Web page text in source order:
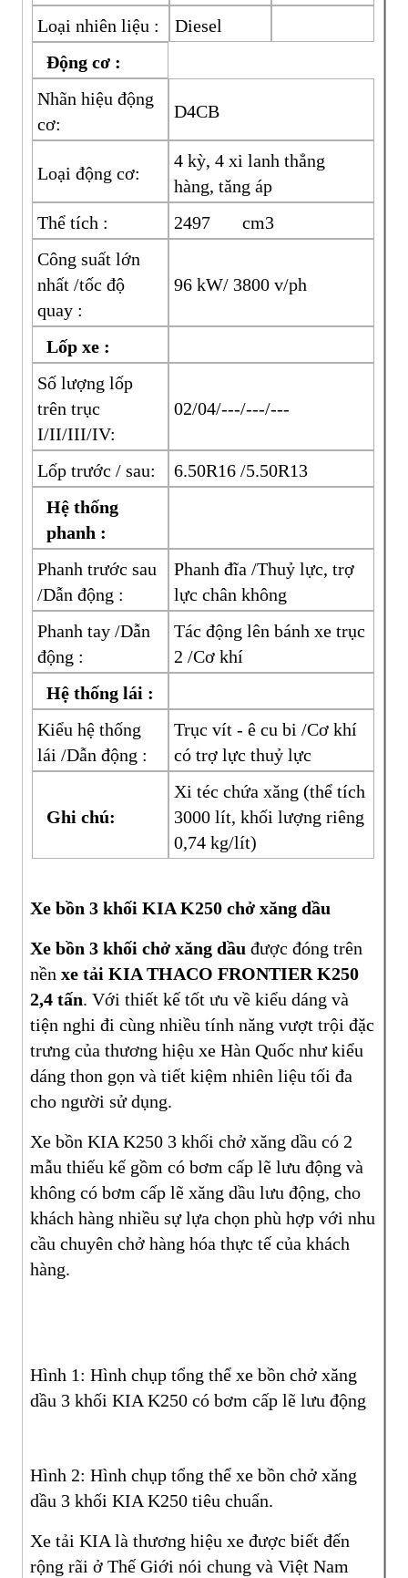
Loại nhiên liệu :
Diesel
Động cơ :
Nhãn hiệu động
cơ:
D4CB
Loại động cơ:
4 kỳ, 4 xi lanh thẳng
hàng, tăng áp
Thể tích :
2497 cm3
Công suất lớn
nhất /tốc độ
quay :
96 kW/ 3800 v/ph
Lốp xe :
Số lượng lốp
trên trục
I/II/III/IV:
02/04/---/---/---
Lốp trước / sau:
6.50R16 /5.50R13
Hệ thống
phanh :
Phanh trước sau
/Dẫn động :
Phanh đĩa /Thuỷ lực, trợ
lực chân không
Phanh tay /Dẫn
động :
Tác động lên bánh xe trục
2 /Cơ khí
Hệ thống lái :
Kiểu hệ thống
lái /Dẫn động :
Trục vít - ê cu bi /Cơ khí
có trợ lực thuỷ lực
Ghi chú:
Xi téc chứa xăng (thể tích
3000 lít, khối lượng riêng
0,74 kg/lít)
Xe bồn 3 khối KIA K250 chở xăng dầu
Xe bồn 3 khối chở xăng dầu được đóng trên
nền xe tải KIA THACO FRONTIER K250
2,4 tấn. Với thiết kế tốt ưu về kiểu dáng và
tiện nghi đi cùng nhiều tính năng vượt trội đặc
trưng của thương hiệu xe Hàn Quốc như kiểu
dáng thon gọn và tiết kiệm nhiên liệu tối đa
cho người sử dụng.
Xe bồn KIA K250 3 khối chở xăng dầu có 2
mẫu thiếu kế gồm có bơm cấp lẽ lưu động và
không có bơm cấp lẽ xăng dầu lưu động, cho
khách hàng nhiều sự lựa chọn phù hợp với nhu
cầu chuyên chở hàng hóa thực tế của khách
hàng.
Hình 1: Hình chụp tổng thể xe bồn chở xăng
dầu 3 khối KIA K250 có bơm cấp lẽ lưu động
Hình 2: Hình chụp tổng thể xe bồn chở xăng
dầu 3 khối KIA K250 tiêu chuẩn.
Xe tải KIA là thương hiệu xe được biết đến
rộng rãi ở Thế Giới nói chung và Việt Nam